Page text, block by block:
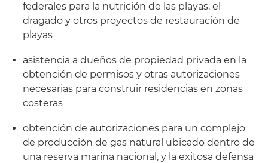
federales para la nutrición de las playas, el
dragado y otros proyectos de restauración de
playas
asistencia a dueños de propiedad privada en la
obtención de permisos y otras autorizaciones
necesarias para construir residencias en zonas
costeras
obtención de autorizaciones para un complejo
de producción de gas natural ubicado dentro de
una reserva marina nacional, y la exitosa defensa